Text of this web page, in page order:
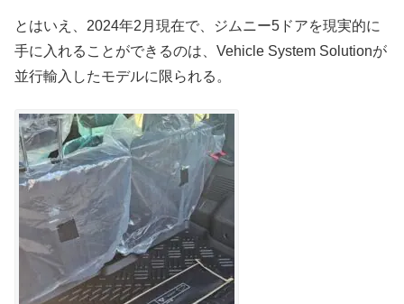
とはいえ、2024年2月現在で、ジムニー5ドアを現実的に
手に入れることができるのは、Vehicle System Solutionが
並行輸入したモデルに限られる。